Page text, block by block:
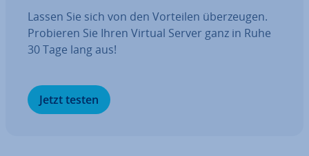
Lassen Sie sich von den Vorteilen über­zeu­gen.
Probieren Sie Ihren Virtual Server ganz in Ruhe
30 Tage lang aus!
Jetzt testen